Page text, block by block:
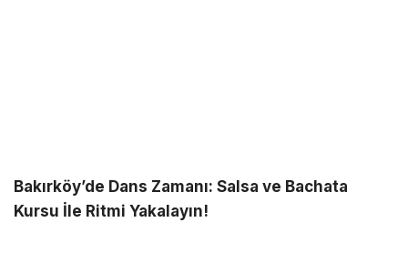
Bakırköy’de Dans Zamanı: Salsa ve Bachata
Kursu İle Ritmi Yakalayın!